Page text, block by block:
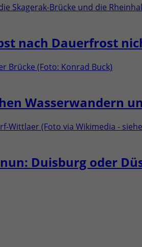
nach Dauerfrost
Wasserwandern
Duisburg oder